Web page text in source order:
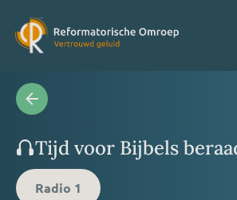
Tijd voor Bijbels
Radio 1